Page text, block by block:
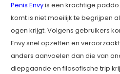
Penis Envyis een krachtige
komt is niet moeilijk te begrijpen
ogen krijgt. Volgens gebruikers
Envy snel opzetten en
anders aanvoelen dan die van
diepgaande en filosofische trip